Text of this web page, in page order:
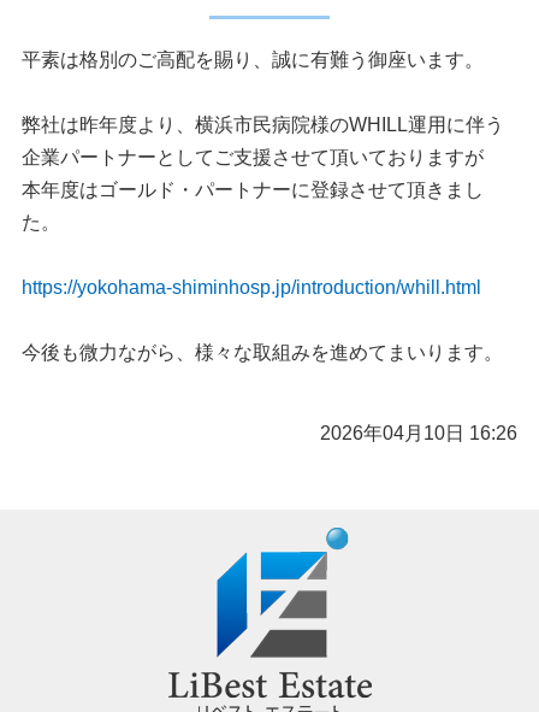
平素は格別のご高配を賜り、誠に有難う御座います。
弊社は昨年度より、横浜市民病院様のWHILL運用に伴う
企業パートナーとしてご支援させて頂いておりますが
本年度はゴールド・パートナーに登録させて頂きまし
た。
https://yokohama-shiminhosp.jp/introduction/whill.html
今後も微力ながら、様々な取組みを進めてまいります。
2026年04月10日 16:26